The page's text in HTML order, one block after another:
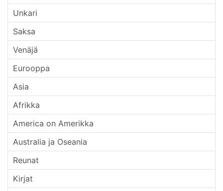
Unkari
Saksa
Venäjä
Eurooppa
Asia
Afrikka
America on Amerikka
Australia ja Oseania
Reunat
Kirjat